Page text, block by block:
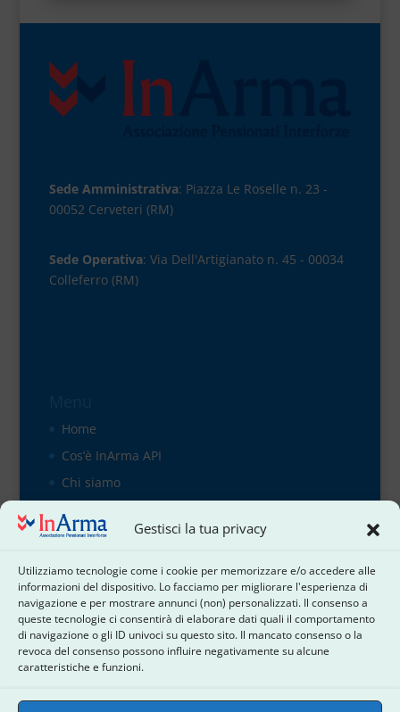
Gestisci la tua privacy
Utilizziamo tecnologie come i cookie per memorizzare e/o accedere alle
informazioni del dispositivo. Lo facciamo per migliorare l'esperienza di
navigazione e per mostrare annunci (non) personalizzati. Il consenso a
queste tecnologie ci consentirà di elaborare dati quali il comportamento
di navigazione o gli ID univoci su questo sito. Il mancato consenso o la
revoca del consenso possono influire negativamente su alcune
caratteristiche e funzioni.
Sede Amministrativa: Piazza Le Roselle n. 23 -
00052 Cerveteri (RM)
Sede Operativa: Via Dell'Artigianato n. 45 - 00034
Colleferro (RM)
Home
Cos’è InArma API
Chi siamo
il direttivo
Contattaci
Cookie Policy
Dichiarazione sulla Privacy
Termini e condizioni
Disconoscimento